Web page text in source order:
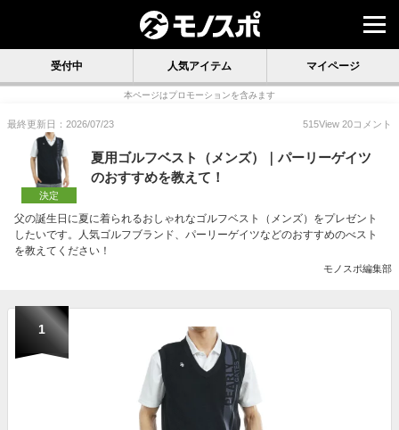
受付中 人気アイテム マイページ
本ページはプロモーションを含みます
最終更新日：2026/07/23 515View 20コメント
決定
夏用ゴルフベスト（メンズ）｜パーリーゲイツ
のおすすめを教えて！
父の誕生日に夏に着られるおしゃれなゴルフベスト（メンズ）をプレゼント
したいです。人気ゴルフブランド、パーリーゲイツなどのおすすめのべスト
を教えてください！
モノスポ編集部
1